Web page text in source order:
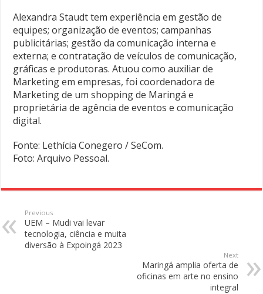
Alexandra Staudt tem experiência em gestão de
equipes; organização de eventos; campanhas
publicitárias; gestão da comunicação interna e
externa; e contratação de veículos de comunicação,
gráficas e produtoras. Atuou como auxiliar de
Marketing em empresas, foi coordenadora de
Marketing de um shopping de Maringá e
proprietária de agência de eventos e comunicação
digital.
Fonte: Lethícia Conegero / SeCom.
Foto: Arquivo Pessoal.
Previous
UEM – Mudi vai levar
tecnologia, ciência e muita
diversão à Expoingá 2023
Next
Maringá amplia oferta de
oficinas em arte no ensino
integral